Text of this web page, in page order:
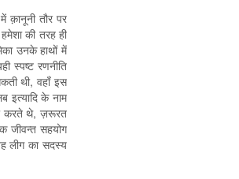
तौर पर
की तरह ही
उनके हाथों में
स्पष्ट रणनीति
थी, वहाँ इस
इत्यादि के नाम
करते थे, ज़रूरत
जीवन्त सहयोग
लीग का सदस्य